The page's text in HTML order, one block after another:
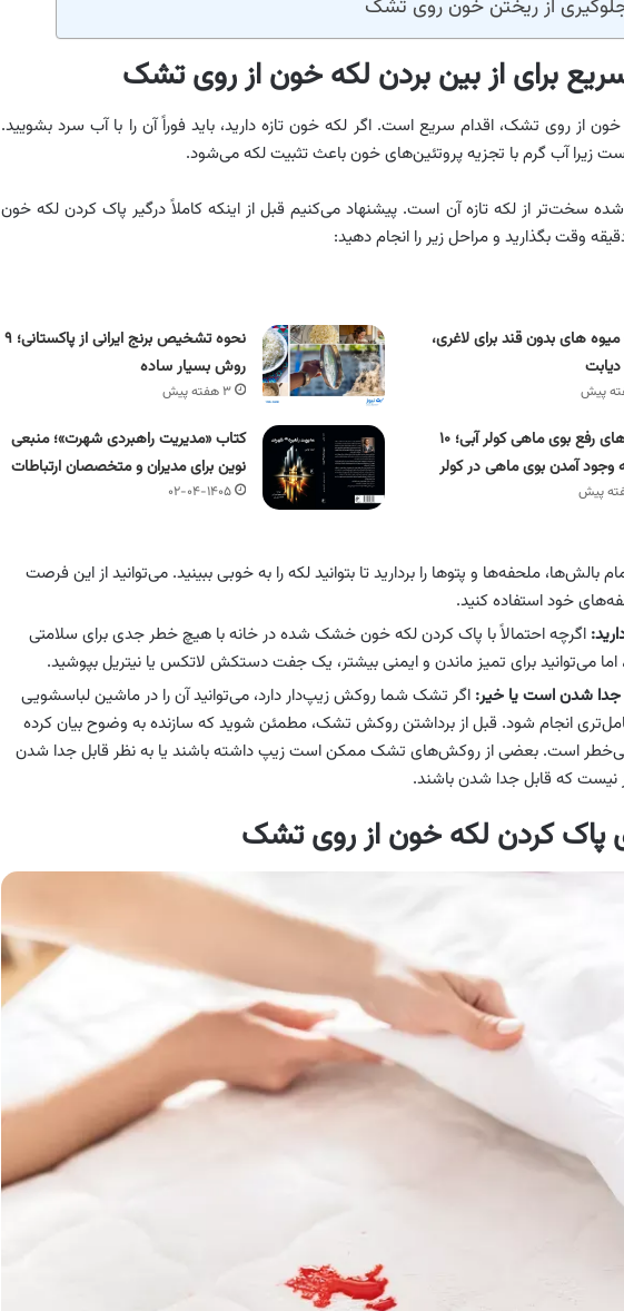
از ریختن خون روی تشک
سریع برای از بین بردن لکه خون از روی تشک
از روی تشک، اقدام سریع است. اگر لکه خون تازه دارید، باید فوراً آن را با آب سرد بشویید.
زیرا آب گرم با تجزیه پروتئین‌های خون باعث تثبیت لکه می‌شود.
از لکه تازه آن است. پیشنهاد می‌کنیم قبل از اینکه کاملاً درگیر پاک کردن لکه خون
های بدون قند برای لاغری،
نحوه تشخیص برنج ایرانی از پاکستانی؛ ۹
روش بسیار ساده
۳ هفته پیش
روش های رفع بوی ماهی کولر آبی؛ ۱۰
وجود آمدن بوی ماهی در کولر
کتاب «مدیریت راهبردی شهرت»؛ منبعی
نوین برای مدیران و متخصصان ارتباطات
۰۲-۰۴-۱۴۰۵
بالش‌ها، ملحفه‌ها و پتوها را بردارید تا بتوانید لکه را به خوبی ببینید. می‌توانید از این فرصت
خود استفاده کنید.
اگرچه احتمالاً با پاک کردن لکه خون خشک شده در خانه با هیچ خطر جدی برای سلامتی
می‌توانید برای تمیز ماندن و ایمنی بیشتر، یک جفت دستکش لاتکس یا نیتریل بپوشید.
جدا شدن است یا خیر: اگر تشک شما روکش زیپ‌دار دارد، می‌توانید آن را در ماشین لباسشویی
کامل‌تری انجام شود. قبل از برداشتن روکش تشک، مطمئن شوید که سازنده به وضوح بیان کرده
بی‌خطر است. بعضی از روکش‌های تشک ممکن است زیپ داشته باشند یا به نظر قابل جدا شدن
نیست که قابل جدا شدن باشند.
پاک کردن لکه خون از روی تشک